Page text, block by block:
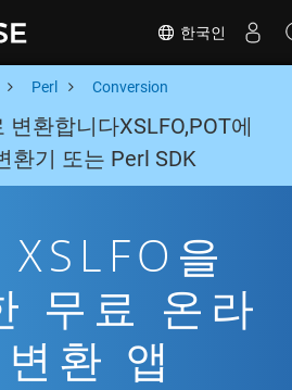
한국인
Perl Conversion
환합니다XSLFO,POT에
환기 또는 Perl SDK
을
무료 온라
환 앱